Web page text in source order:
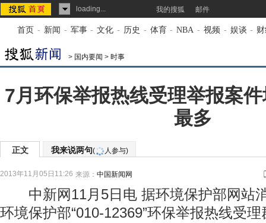
loading... 我的搜狐 邮件
首页 - 新闻 - 军事 - 文化 - 历史 - 体育 - NBA - 视频 - 娱谈 -
> 国内要闻 > 时事
7月环保举报热线受理举报案
最多
正文 我来说两句( 人参与)
2013年11月05日11:26 来源： 中国新闻网
中新网11月5日电 据环境保护部网站
环境保护部“010-12369”环保举报热线受